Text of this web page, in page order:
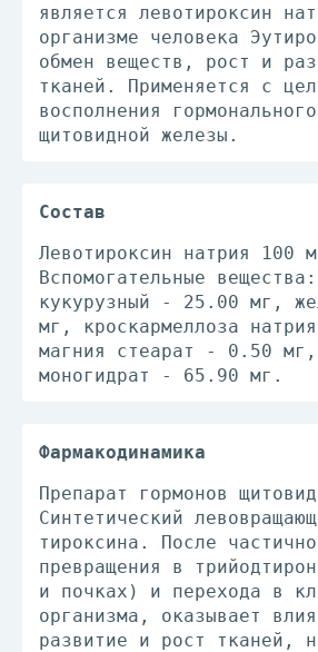
является левотироксин
организме человека
обмен веществ, рост и
тканей. Применяется с
восполнения
щитовидной железы.
Состав
Левотироксин натрия 100
Вспомогательные
кукурузный - 25.00 мг,
мг, кроскармеллоза
магния стеарат - 0.50 мг,
моногидрат - 65.90 мг.
Фармакодинамика
Препарат гормонов
Синтетический
тироксина. После
превращения в
и почках) и перехода в
организма, оказывает
развитие и рост тканей,